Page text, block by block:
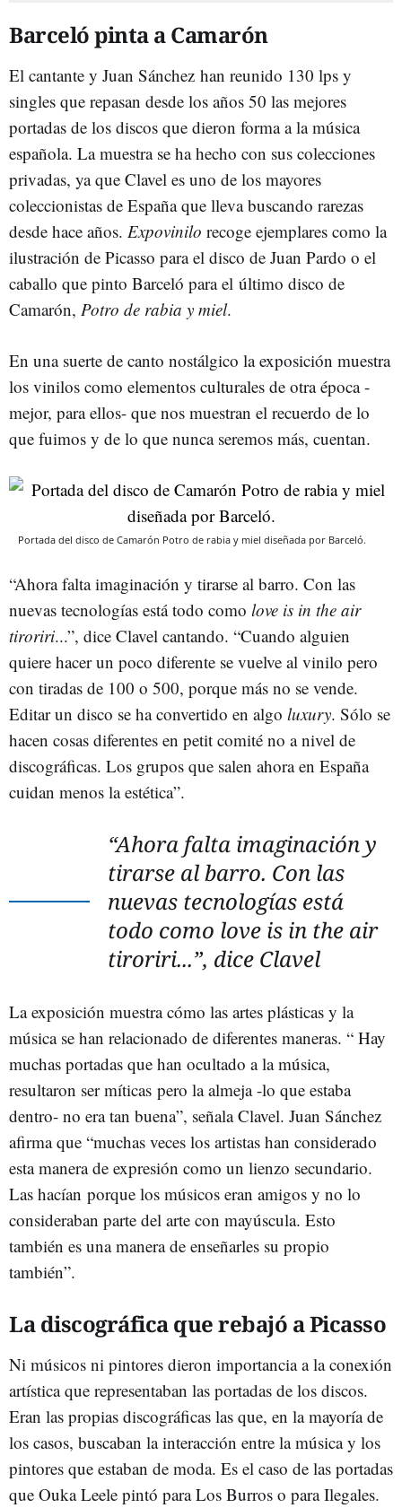
Barceló pinta a Camarón
El cantante y Juan Sánchez han reunido 130 lps y
singles que repasan desde los años 50 las mejores
portadas de los discos que dieron forma a la música
española. La muestra se ha hecho con sus colecciones
privadas, ya que Clavel es uno de los mayores
coleccionistas de España que lleva buscando rarezas
desde hace años. Expovinilo recoge ejemplares como la
ilustración de Picasso para el disco de Juan Pardo o el
caballo que pinto Barceló para el último disco de
Camarón, Potro de rabia y miel.
En una suerte de canto nostálgico la exposición muestra
los vinilos como elementos culturales de otra época -
mejor, para ellos- que nos muestran el recuerdo de lo
que fuimos y de lo que nunca seremos más, cuentan.
Portada del disco de Camarón Potro de rabia y miel diseñada por Barceló.
“Ahora falta imaginación y tirarse al barro. Con las
nuevas tecnologías está todo como love is in the air
tiroriri...”, dice Clavel cantando. “Cuando alguien
quiere hacer un poco diferente se vuelve al vinilo pero
con tiradas de 100 o 500, porque más no se vende.
Editar un disco se ha convertido en algo luxury. Sólo se
hacen cosas diferentes en petit comité no a nivel de
discográficas. Los grupos que salen ahora en España
cuidan menos la estética”.
“Ahora falta imaginación y
tirarse al barro. Con las
nuevas tecnologías está
todo como love is in the air
tiroriri...”, dice Clavel
La exposición muestra cómo las artes plásticas y la
música se han relacionado de diferentes maneras. “ Hay
muchas portadas que han ocultado a la música,
resultaron ser míticas pero la almeja -lo que estaba
dentro- no era tan buena”, señala Clavel. Juan Sánchez
afirma que “muchas veces los artistas han considerado
esta manera de expresión como un lienzo secundario.
Las hacían porque los músicos eran amigos y no lo
consideraban parte del arte con mayúscula. Esto
también es una manera de enseñarles su propio
también”.
La discográfica que rebajó a Picasso
Ni músicos ni pintores dieron importancia a la conexión
artística que representaban las portadas de los discos.
Eran las propias discográficas las que, en la mayoría de
los casos, buscaban la interacción entre la música y los
pintores que estaban de moda. Es el caso de las portadas
que Ouka Leele pintó para Los Burros o para Ilegales.